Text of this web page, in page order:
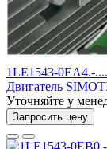
1LE1543-0EA4.-
Двигатель
Уточняйте у
Запросить цену